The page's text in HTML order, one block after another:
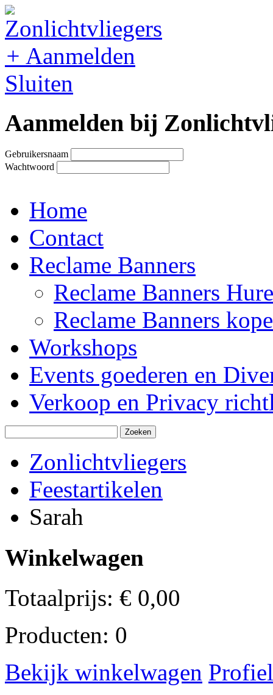
+ Aanmelden
Sluiten
Aanmelden bij
Gebruikersnaam
Wachtwoord
Home
Contact
Reclame Banners
Reclame Banners
Reclame Banners
Workshops
Events goederen en
Verkoop en Privacy
Zonlichtvliegers
Feestartikelen
Sarah
Winkelwagen
Totaalprijs: € 0,00
Producten: 0
Bekijk winkelwagen Profiel